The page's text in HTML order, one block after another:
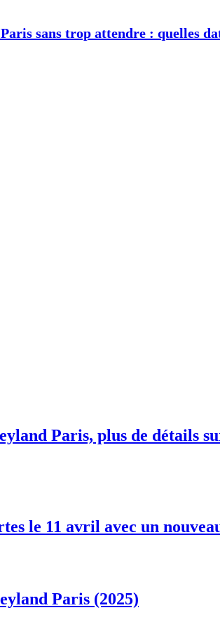
sans trop attendre : quelles
Paris, plus de détails
le 11 avril avec un
Paris (2025)